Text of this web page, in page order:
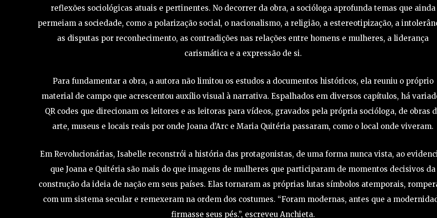
reflexões sociológicas atuais e pertinentes. No decorrer da obra, a socióloga aprofunda temas que ainda
permeiam a sociedade, como a polarização social, o nacionalismo, a religião, a estereotipização, a
as disputas por reconhecimento, as contradições nas relações entre homens e mulheres, a liderança
carismática e a expressão de si.
Para fundamentar a obra, a autora não limitou os estudos a documentos históricos, ela reuniu o próprio
material de campo que acrescentou auxílio visual à narrativa. Espalhados em diversos capítulos, há
QR codes que direcionam os leitores e as leitoras para vídeos, gravados pela própria socióloga, de obras
arte, museus e locais reais por onde Joana d’Arc e Maria Quitéria passaram, como o local onde viveram.
Em Revolucionárias, Isabelle reconstrói a história das protagonistas, de uma forma nunca vista, ao
que Joana e Quitéria são mais do que imagens de mulheres que participaram de momentos decisivos da
construção da ideia de nação em seus países. Elas tornaram as próprias lutas símbolos atemporais,
com um sistema secular e remexeram na ordem dos costumes. “Foram modernas, antes que a
firmasse seus pés.”, escreveu Anchieta.